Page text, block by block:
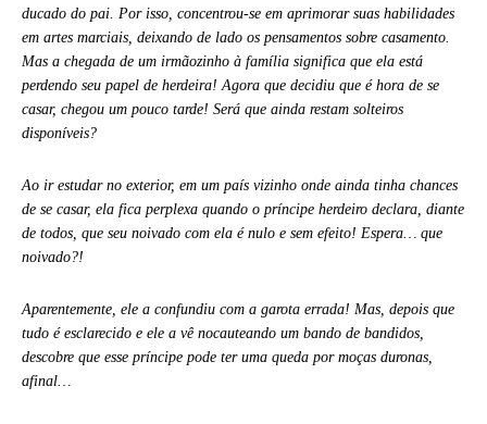
ducado do pai. Por isso, concentrou-se em aprimorar suas habilidades
em artes marciais, deixando de lado os pensamentos sobre casamento.
Mas a chegada de um irmãozinho à família significa que ela está
perdendo seu papel de herdeira! Agora que decidiu que é hora de se
casar, chegou um pouco tarde! Será que ainda restam solteiros
disponíveis?
Ao ir estudar no exterior, em um país vizinho onde ainda tinha chances
de se casar, ela fica perplexa quando o príncipe herdeiro declara, diante
de todos, que seu noivado com ela é nulo e sem efeito! Espera… que
noivado?!
Aparentemente, ele a confundiu com a garota errada! Mas, depois que
tudo é esclarecido e ele a vê nocauteando um bando de bandidos,
descobre que esse príncipe pode ter uma queda por moças duronas,
afinal…